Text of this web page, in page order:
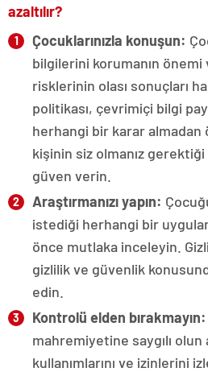
azaltılır?
Çocuklarınızla konuşun:
bilgilerini korumanın
risklerinin olası sonuçları
politikası, çevrimiçi bilgi
herhangi bir karar almadan
kişinin siz olmanız
güven verin.
Araştırmanızı yapın:
istediği herhangi bir
önce mutlaka inceleyin.
gizlilik ve güvenlik
edin.
Kontrolü elden bırakmayın:
mahremiyetine saygılı
kullanımlarını ve izinlerini